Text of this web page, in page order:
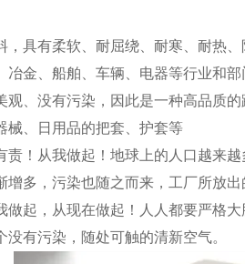
具有柔软、耐屈绕、耐寒、耐热
冶金、船舶、车辆、电器等行业和
观、没有污染，因此是一种高品质
械、日用品的把套、护套等
！从我做起！地球上的人口越来
增多，污染也随之而来，工厂所放
做起，从现在做起！人人都要严格
有污染，随处可触的清新空气。